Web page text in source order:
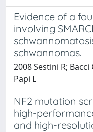
Evidence of a
involving
schwannomas.
2008 Sestini R;
Papi L
NF2 mutation
high-
and high-